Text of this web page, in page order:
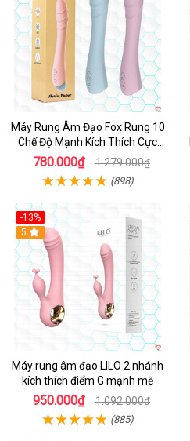
Máy Rung Âm Đạo Fox Rung 10
Chế Độ Mạnh Kích Thích Cực
Sướng
780.000₫ 1.279.000₫
(898)
-13%
Hot
5
Máy rung âm đạo LILO 2 nhánh
kích thích điểm G mạnh mẽ
950.000₫ 1.092.000₫
(885)